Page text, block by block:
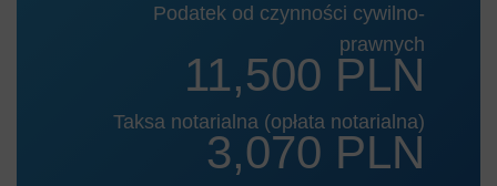
Podatek od czynności cywilno-
prawnych
11,500 PLN
Taksa notarialna (opłata notarialna)
3,070 PLN